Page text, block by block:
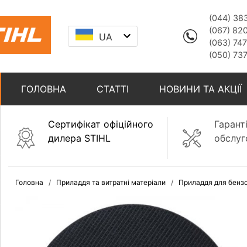
UA
(044)
(067)
(063)
(050)
ГОЛОВНА СТАТТІ НОВИНИ ТА АКЦІЇ
Сертифікат офіційного
дилера STIHL
Головна Приладдя та витратні матеріали Приладдя для